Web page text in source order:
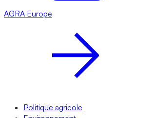
AGRA Europe
Politique agricole